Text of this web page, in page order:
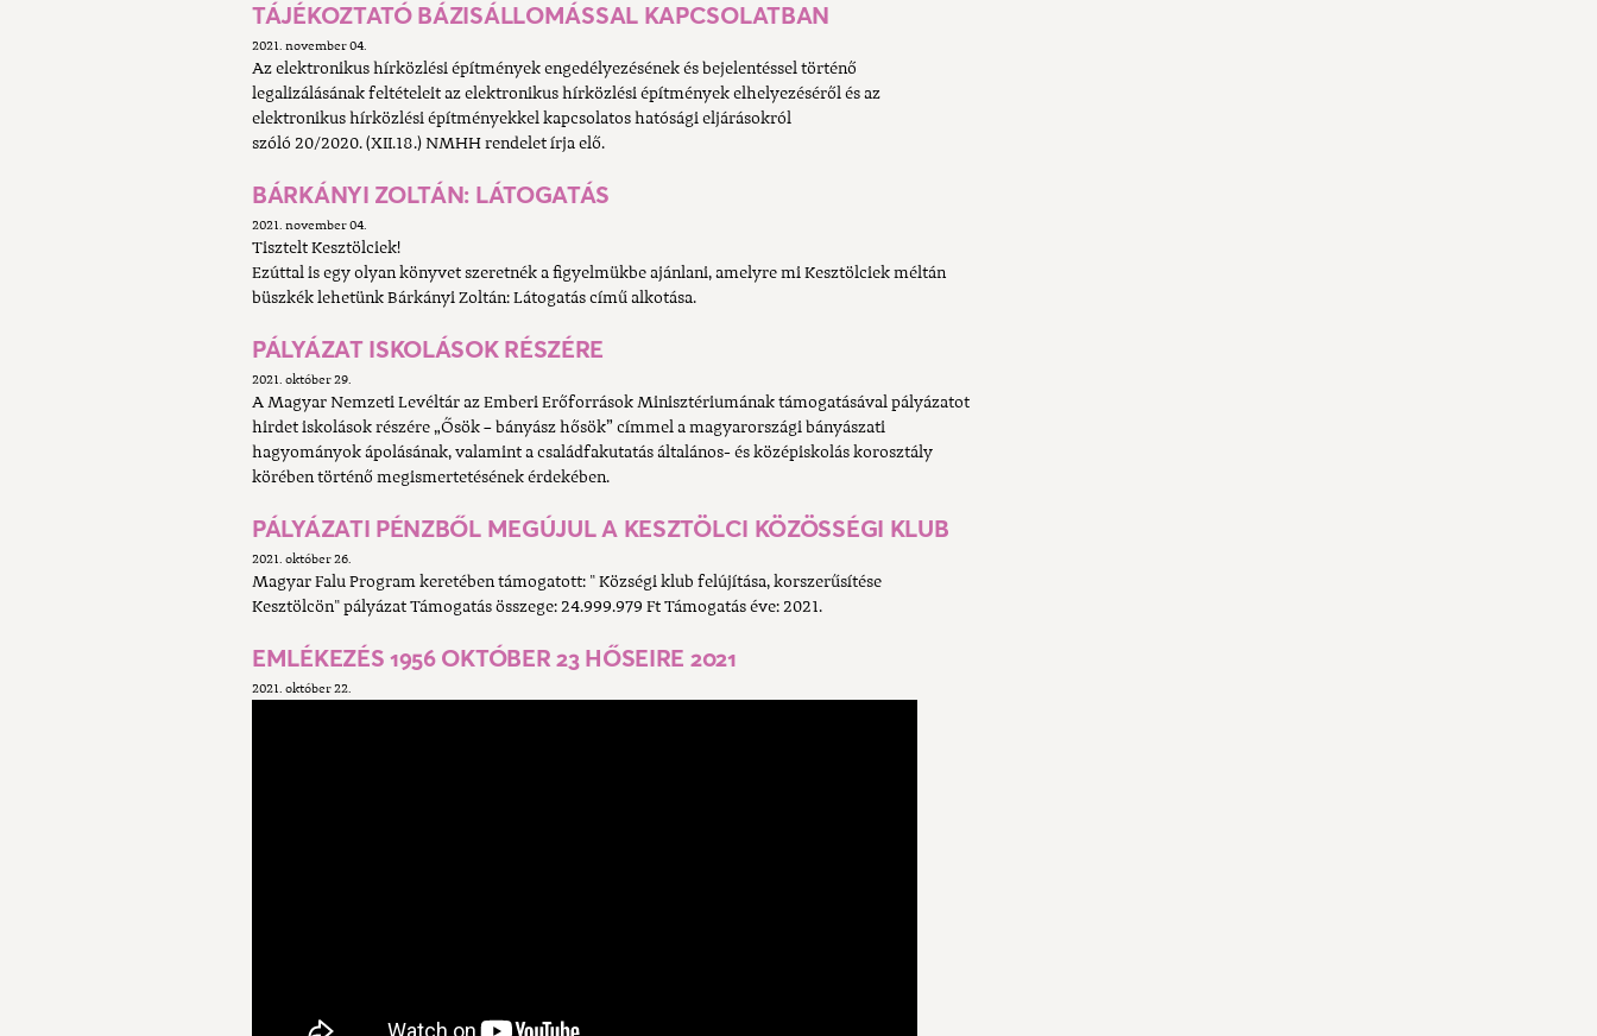
TÁJÉKOZTATÓ BÁZISÁLLOMÁSSAL KAPCSOLATBAN
2021. november 04.
Az elektronikus hírközlési építmények engedélyezésének és bejelentéssel történő
legalizálásának feltételeit az elektronikus hírközlési építmények elhelyezéséről és az
elektronikus hírközlési építményekkel kapcsolatos hatósági eljárásokról
szóló 20/2020. (XII.18.) NMHH rendelet írja elő.
BÁRKÁNYI ZOLTÁN: LÁTOGATÁS
2021. november 04.
Tisztelt Kesztölciek!
Ezúttal is egy olyan könyvet szeretnék a figyelmükbe ajánlani, amelyre mi Kesztölciek méltán
büszkék lehetünk Bárkányi Zoltán: Látogatás című alkotása.
PÁLYÁZAT ISKOLÁSOK RÉSZÉRE
2021. október 29.
A Magyar Nemzeti Levéltár az Emberi Erőforrások Minisztériumának támogatásával pályázatot
hirdet iskolások részére „Ősök – bányász hősök” címmel a magyarországi bányászati
hagyományok ápolásának, valamint a családfakutatás általános- és középiskolás korosztály
körében történő megismertetésének érdekében.
PÁLYÁZATI PÉNZBŐL MEGÚJUL A KESZTÖLCI KÖZÖSSÉGI KLUB
2021. október 26.
Magyar Falu Program keretében támogatott: " Községi klub felújítása, korszerűsítése
Kesztölcön" pályázat Támogatás összege: 24.999.979 Ft Támogatás éve: 2021.
EMLÉKEZÉS 1956 OKTÓBER 23 HŐSEIRE 2021
2021. október 22.